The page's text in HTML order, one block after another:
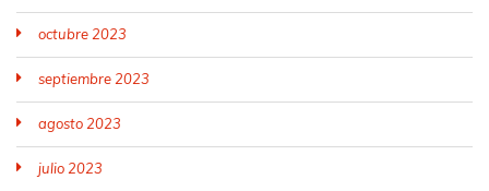
octubre 2023
septiembre 2023
agosto 2023
julio 2023